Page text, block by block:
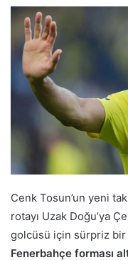
Cenk Tosun’un yeni
rotayı Uzak Doğu’ya
golcüsü için sürpriz
Fenerbahçe forması